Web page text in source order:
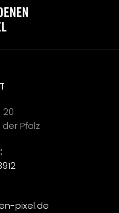
20
Pfalz
pixel.de